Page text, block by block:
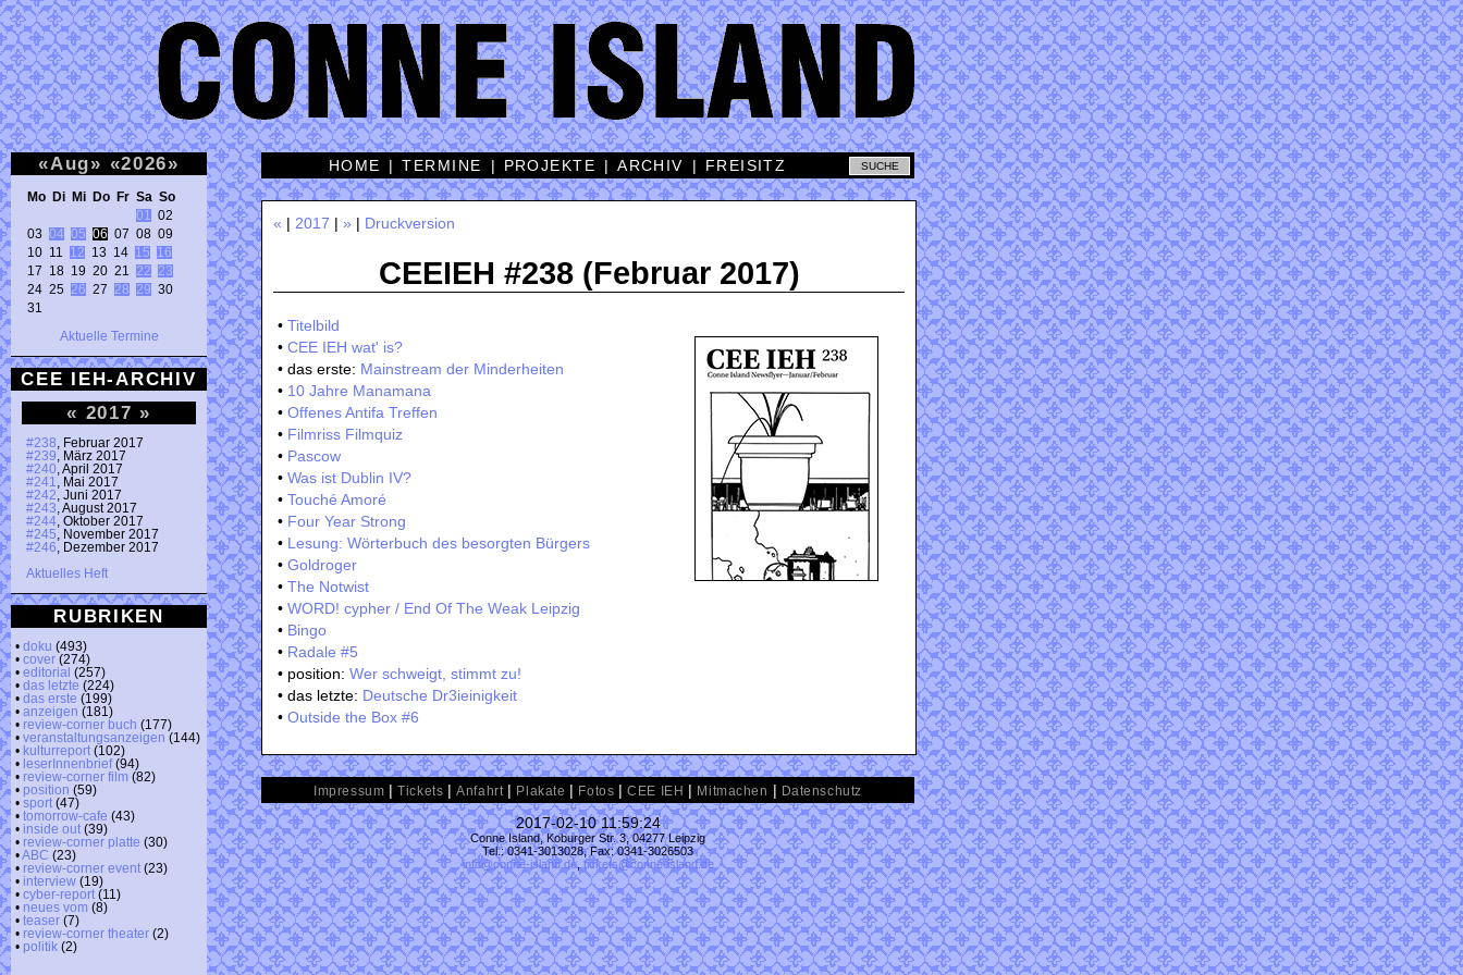
«Aug» «2026»
Mo Di Mi Do Fr Sa So
01
02
03 04 05 06 07 08 09
10 11 12 13 14 15
16
17 18 19 20 21 22
23
24 25 26 27 28 29 30
31
Aktuelle Termine
CEE IEH-ARCHIV
« 2017 »
#238 , Februar 2017
#239 , März 2017
#240 , April 2017
#241
, Mai 2017
#242 , Juni 2017
#243 , August 2017
#244 , Oktober 2017
#245 , November 2017
#246 , Dezember 2017
Aktuelles Heft
RUBRIKEN
• doku (493)
• cover (274)
• editorial (257)
• das letzte (224)
• das erste (199)
• anzeigen (181)
• review-corner buch (177)
• veranstaltungsanzeigen (144)
• kulturreport (102)
• leserInnenbrief(94)
• review-corner film (82)
• position (59)
• sport (47)
• tomorrow-cafe (43)
• inside out (39)
• review-corner platte (30)
•ABC (23)
• review-corner event (23)
• interview (19)
• cyber-report (11)
• neues vom (8)
• teaser (7)
• review-corner theater (2)
• politik (2)
HOME |TERMINE | PROJEKTE |ARCHIV | FREISITZ
« | 2017 | » | Druckversion
CEEIEH #238 (Februar 2017)
• Titelbild
• CEE IEH wat' is?
• das erste: Mainstream der Minderheiten
• 10 Jahre Manamana
• Offenes Antifa Treffen
• Filmriss Filmquiz
• Pascow
• Was ist Dublin IV?
• Touché Amoré
• Four Year Strong
• Lesung: Wörterbuch des besorgten Bürgers
• Goldroger
• The Notwist
• WORD! cypher / End Of The Weak Leipzig
• Bingo
• Radale #5
• position: Wer schweigt, stimmt zu!
• das letzte: Deutsche Dr3ieinigkeit
• Outside the Box #6
Impressum |Tickets |Anfahrt | Plakate | Fotos |CEE IEH | Mitmachen | Datenschutz
2017-02-10 11:59:24
Conne Island, Koburger Str. 3, 04277 Leipzig
Tel.: 0341-3013028, Fax: 0341-3026503
info@conne-island.de, tickets@conne-island.de